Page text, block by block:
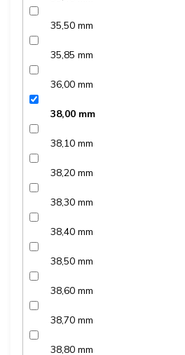
35,50 mm
35,85 mm
36,00 mm
38,00 mm
38,10 mm
38,20 mm
38,30 mm
38,40 mm
38,50 mm
38,60 mm
38,70 mm
38,80 mm